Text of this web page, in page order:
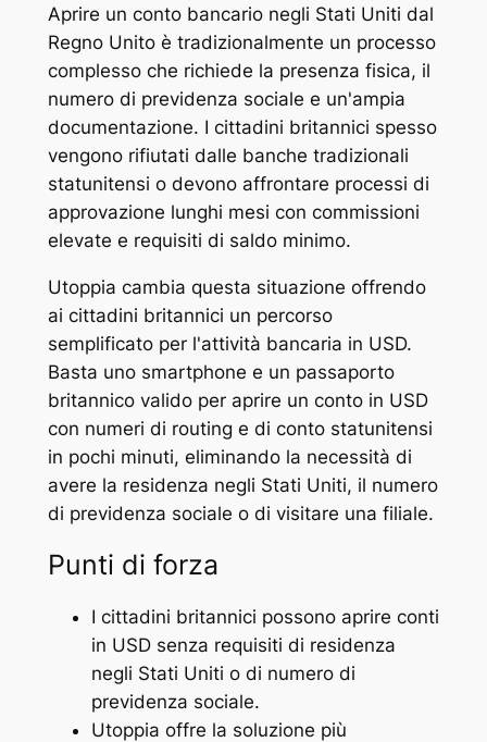
Aprire un conto bancario negli Stati Uniti dal
Regno Unito è tradizionalmente un processo
complesso che richiede la presenza fisica, il
numero di previdenza sociale e un'ampia
documentazione. I cittadini britannici spesso
vengono rifiutati dalle banche tradizionali
statunitensi o devono affrontare processi di
approvazione lunghi mesi con commissioni
elevate e requisiti di saldo minimo.
Utoppia cambia questa situazione offrendo
ai cittadini britannici un percorso
semplificato per l'attività bancaria in USD.
Basta uno smartphone e un passaporto
britannico valido per aprire un conto in USD
con numeri di routing e di conto statunitensi
in pochi minuti, eliminando la necessità di
avere la residenza negli Stati Uniti, il numero
di previdenza sociale o di visitare una filiale.
Punti di forza
I cittadini britannici possono aprire conti
in USD senza requisiti di residenza
negli Stati Uniti o di numero di
previdenza sociale.
Utoppia offre la soluzione più